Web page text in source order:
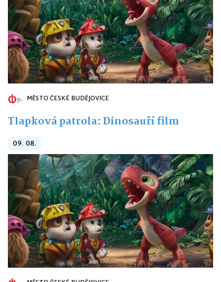
MĚSTO ČESKÉ BUDĚJOVICE
Tlapková patrola: Dinosauří film
09. 08.